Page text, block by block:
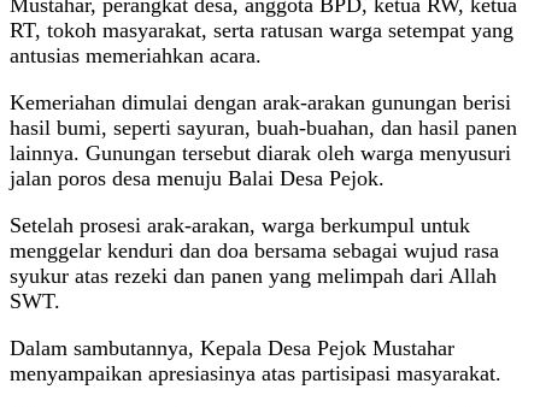
Mustahar, perangkat desa, anggota BPD, ketua RW, ketua
RT, tokoh masyarakat, serta ratusan warga setempat yang
antusias memeriahkan acara.
Kemeriahan dimulai dengan arak-arakan gunungan berisi
hasil bumi, seperti sayuran, buah-buahan, dan hasil panen
lainnya. Gunungan tersebut diarak oleh warga menyusuri
jalan poros desa menuju Balai Desa Pejok.
Setelah prosesi arak-arakan, warga berkumpul untuk
menggelar kenduri dan doa bersama sebagai wujud rasa
syukur atas rezeki dan panen yang melimpah dari Allah
SWT.
Dalam sambutannya, Kepala Desa Pejok Mustahar
menyampaikan apresiasinya atas partisipasi masyarakat.